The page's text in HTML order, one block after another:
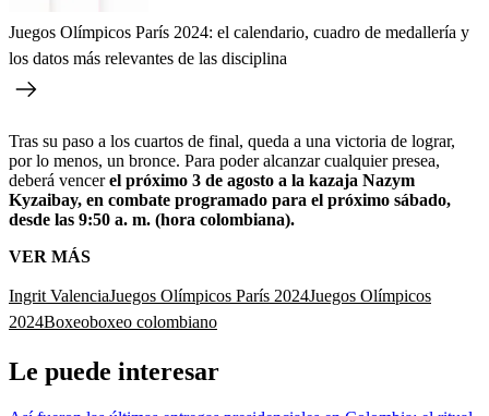
Juegos Olímpicos París 2024: el calendario, cuadro de medallería y
los datos más relevantes de las disciplina
Tras su paso a los cuartos de final, queda a una victoria de lograr,
por lo menos, un bronce. Para poder alcanzar cualquier presea,
deberá vencerel próximo 3 de agosto a la kazaja Nazym
Kyzaibay, en combate programado para el próximo sábado,
desde las 9:50 a. m. (hora colombiana).
VER MÁS
Ingrit ValenciaJuegos Olímpicos París 2024Juegos Olímpicos
2024Boxeoboxeo colombiano
Le puede interesar